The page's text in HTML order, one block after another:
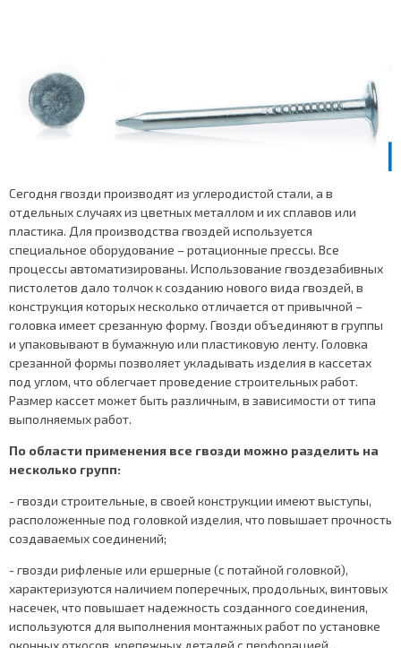
Сегодня гвозди производят из углеродистой стали, а в
отдельных случаях из цветных металлом и их сплавов или
пластика. Для производства гвоздей используется
специальное оборудование – ротационные прессы. Все
процессы автоматизированы. Использование гвоздезабивных
пистолетов дало толчок к созданию нового вида гвоздей, в
конструкция которых несколько отличается от привычной –
головка имеет срезанную форму. Гвозди объединяют в группы
и упаковывают в бумажную или пластиковую ленту. Головка
срезанной формы позволяет укладывать изделия в кассетах
под углом, что облегчает проведение строительных работ.
Размер кассет может быть различным, в зависимости от типа
выполняемых работ.
По области применения все гвозди можно разделить на
несколько групп:
- гвозди строительные, в своей конструкции имеют выступы,
расположенные под головкой изделия, что повышает прочность
создаваемых соединений;
- гвозди рифленые или ершерные (с потайной головкой),
характеризуются наличием поперечных, продольных, винтовых
насечек, что повышает надежность созданного соединения,
используются для выполнения монтажных работ по установке